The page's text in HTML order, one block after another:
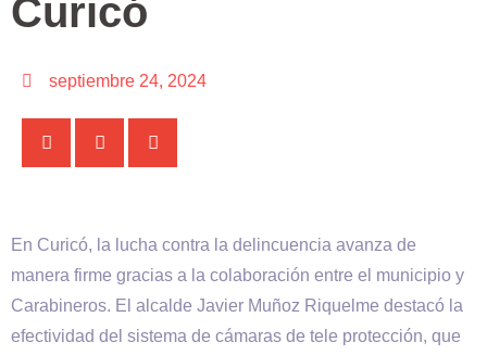
Curicó
septiembre 24, 2024
En Curicó, la lucha contra la delincuencia avanza de
manera firme gracias a la colaboración entre el municipio y
Carabineros. El alcalde Javier Muñoz Riquelme destacó la
efectividad del sistema de cámaras de tele protección, que